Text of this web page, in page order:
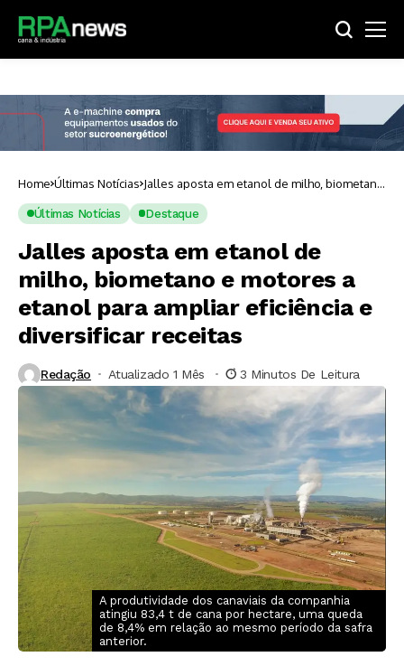
Home Últimas Notícias Jalles aposta em etanol de milho, biometano
e motores a etanol para ampliar eficiência e
diversificar receitas
Últimas Notícias Destaque
Jalles aposta em etanol de
milho, biometano e motores a
etanol para ampliar eficiência e
diversificar receitas
Redação Atualizado 1 Mês ⁮ 3 Minutos De Leitura
A produtividade dos canaviais da companhia
atingiu 83,4 t de cana por hectare, uma queda
de 8,4% em relação ao mesmo período da safra
anterior.